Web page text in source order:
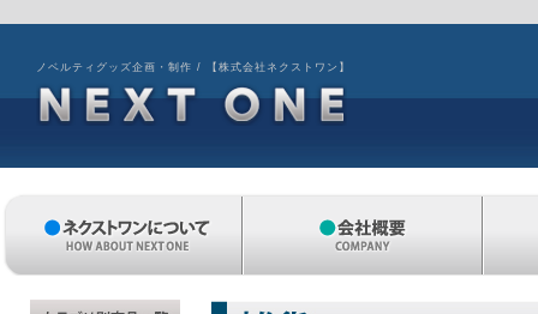
ノベルティグッズ企画・制作 / 【株式会社ネクストワン】